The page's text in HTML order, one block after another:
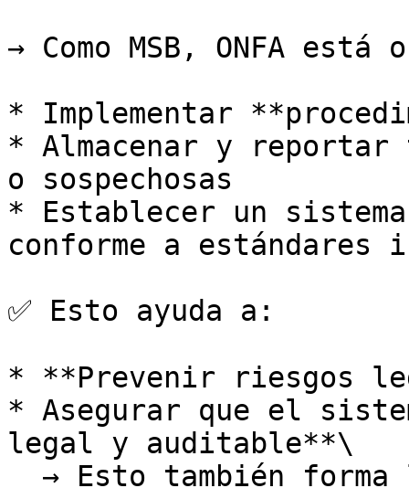
→ Como MSB, ONFA
* Implementar
* Almacenar y
o sospechosas
* Establecer un
conforme a estándares
✅ Esto ayuda a:
* **Prevenir riesgos
* Asegurar que el
legal y auditable**\